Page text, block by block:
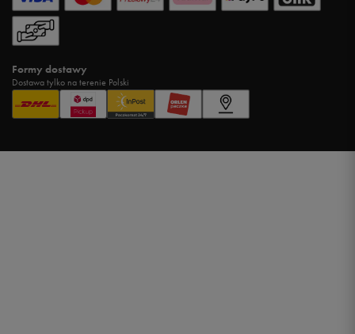
Formy dostawy
Dostawa tylko na terenie Polski